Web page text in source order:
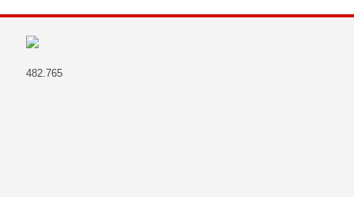
482.765